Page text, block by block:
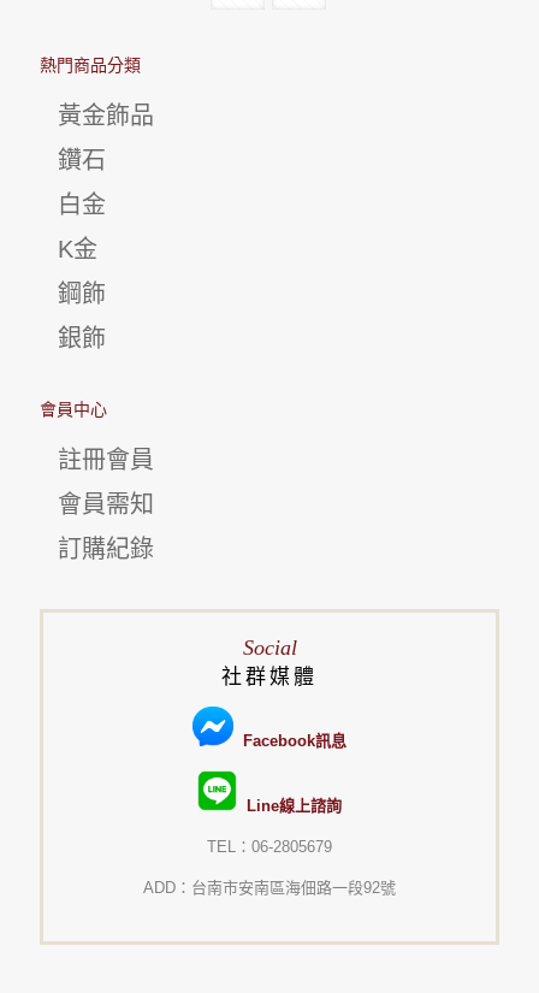
熱門商品分類
黃金飾品
鑽石
白金
K金
鋼飾
銀飾
會員中心
註冊會員
會員需知
訂購紀錄
Social
社群媒體
Facebook訊息
Line線上諮詢
TEL：06-2805679
ADD：台南市安南區海佃路一段92號